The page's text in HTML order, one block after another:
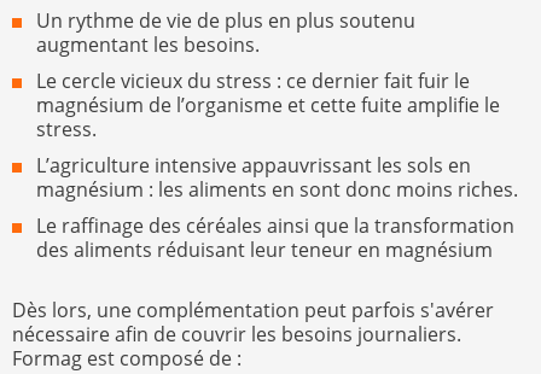
Un rythme de vie de plus en plus soutenu
augmentant les besoins.
Le cercle vicieux du stress : ce dernier fait fuir le
magnésium de l’organisme et cette fuite amplifie le
stress.
L’agriculture intensive appauvrissant les sols en
magnésium : les aliments en sont donc moins riches.
Le raffinage des céréales ainsi que la transformation
des aliments réduisant leur teneur en magnésium
Dès lors, une complémentation peut parfois s'avérer
nécessaire afin de couvrir les besoins journaliers.
Formag est composé de :